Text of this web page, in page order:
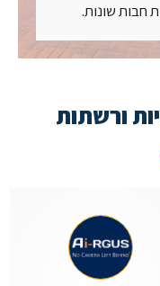
חבות שונות.
ורשתות